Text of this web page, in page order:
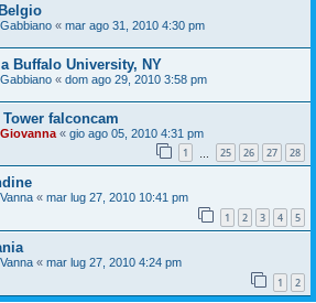
Gabbiano « mar ago 31, 2010 4:30 pm
Buffalo University, NY
Gabbiano « dom ago 29, 2010 3:58 pm
falconcam
Giovanna « gio ago 05, 2010 4:31 pm
1 25 26 27 28
Vanna « mar lug 27, 2010 10:41 pm
1 2 3 4 5
Vanna « mar lug 27, 2010 4:24 pm
1 2